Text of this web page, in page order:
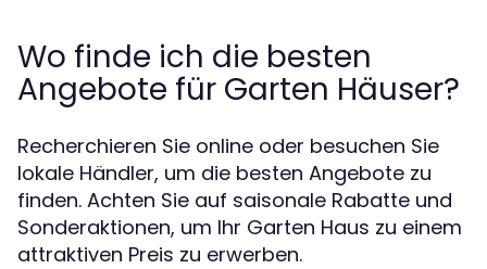
Wo finde ich die besten
Angebote für Garten Häuser?
Recherchieren Sie online oder besuchen Sie
lokale Händler, um die besten Angebote zu
finden. Achten Sie auf saisonale Rabatte und
Sonderaktionen, um Ihr Garten Haus zu einem
attraktiven Preis zu erwerben.